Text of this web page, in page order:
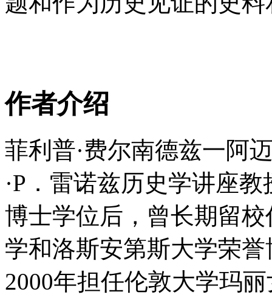
作者介绍
菲利普·费尔南德兹一阿
·P．雷诺兹历史学讲座
博士学位后，曾长期留
学和洛斯安第斯大学荣
2000年担任伦敦大学玛